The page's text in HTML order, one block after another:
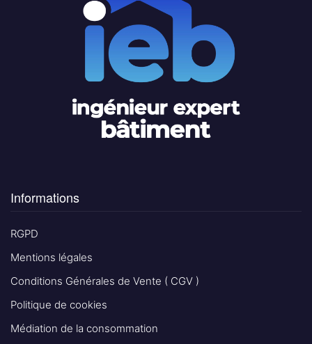
Informations
RGPD
Mentions légales
Conditions Générales de Vente ( CGV )
Politique de cookies
Médiation de la consommation